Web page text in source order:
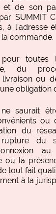
de son
SUMMIT
à l’adresse
commande.
pour toutes
du
ou
obligation
saurait
ou
du
du
ou la
tout fait
à la